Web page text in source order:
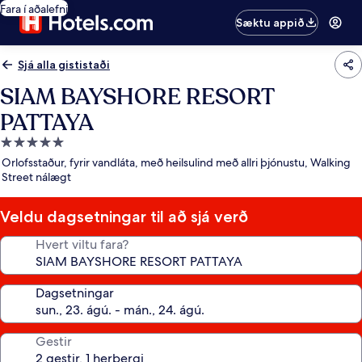
Fara í aðalefni
Sæktu appið
Sjá alla gististaði
SIAM BAYSHORE RESORT
PATTAYA
5.0
stjörnu
gististaður
Orlofsstaður, fyrir vandláta, með heilsulind með allri þjónustu, Walking
Street nálægt
Veldu dagsetningar til að sjá verð
Hvert viltu fara?
Dagsetningar
Gestir